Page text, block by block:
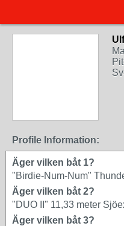
Profile Information:
Äger vilken båt 1?
"Birdie-Num-Num"
Äger vilken båt 2?
"DUO II" 11,33 meter
Äger vilken båt 3?